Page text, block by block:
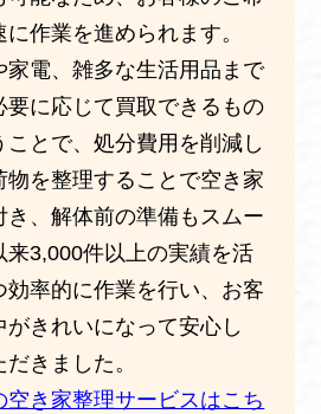
作業を進められます。
家電、雑多な生活用品まで
要に応じて買取できるもの
とで、処分費用を削減し
物を整理することで空き家
き、解体前の準備もスムー
来3,000件以上の実績を活
効率的に作業を行い、お客
きれいになって安心し
きました。
き家整理サービスはこち